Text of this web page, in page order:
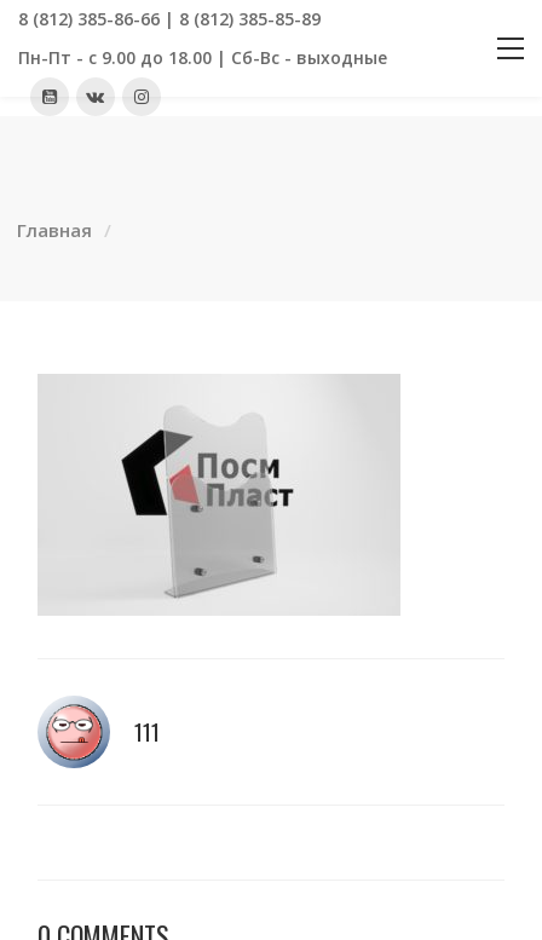
8 (812) 385-86-66 | 8 (812) 385-85-89
Пн-Пт - с 9.00 до 18.00 | Сб-Вс - выходные
Главная
111